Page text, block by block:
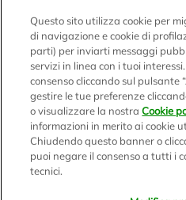
Logo Bennet
Seguici sui nostri canali
Scarica l'app
Questo sito utilizza cookie per
di navigazione e cookie di
parti) per inviarti messaggi
servizi in linea con i tuoi
consenso cliccando sul pulsante
gestire le tue preferenze
o visualizzare la nostraCookie
informazioni in merito ai cookie
Chiudendo questo banner o
puoi negare il consenso a tutti i
tecnici.